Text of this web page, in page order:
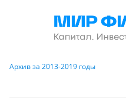
Архив за 2013-2019 годы